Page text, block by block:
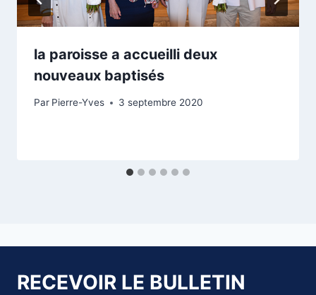
la paroisse a accueilli deux
nouveaux baptisés
Par Pierre-Yves 3 septembre 2020
RECEVOIR LE BULLETIN